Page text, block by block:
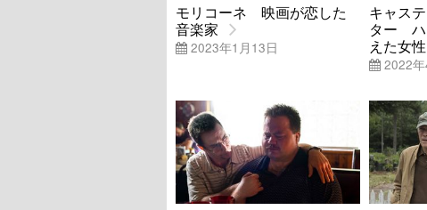
モリコーネ 映画が恋した
音楽家
2023年1月13日
キャス
ター ハ
えた女性
2022年